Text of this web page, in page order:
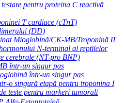
testare pentru proteina C reactivă
T cardiace (cTnT)
(DD)
Mioglobină/CK-MB/Troponină II
N-terminal al reptilelor
cerebrale (NT-pro BNP)
într-un singur pas
într-un singur pas
o singură etapă pentru troponina I
teste pentru markeri tumorali